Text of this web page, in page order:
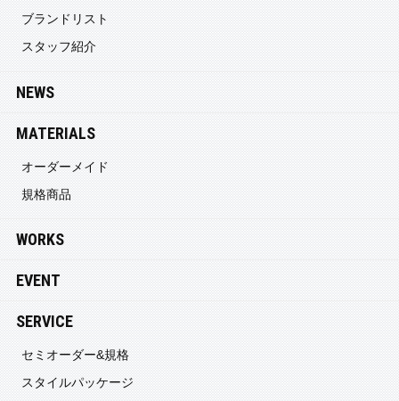
ブランドリスト
スタッフ紹介
NEWS
MATERIALS
オーダーメイド
規格商品
WORKS
EVENT
SERVICE
セミオーダー&規格
スタイルパッケージ